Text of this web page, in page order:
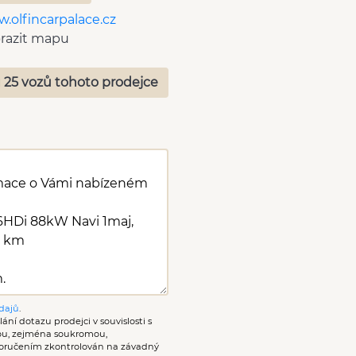
na zadních oknech
senzory zadní
jízdního režimu
mapu
vozů tohoto prodejce
dotazu prodejci v souvislosti s
zejména soukromou,
zkontrolován na závadný